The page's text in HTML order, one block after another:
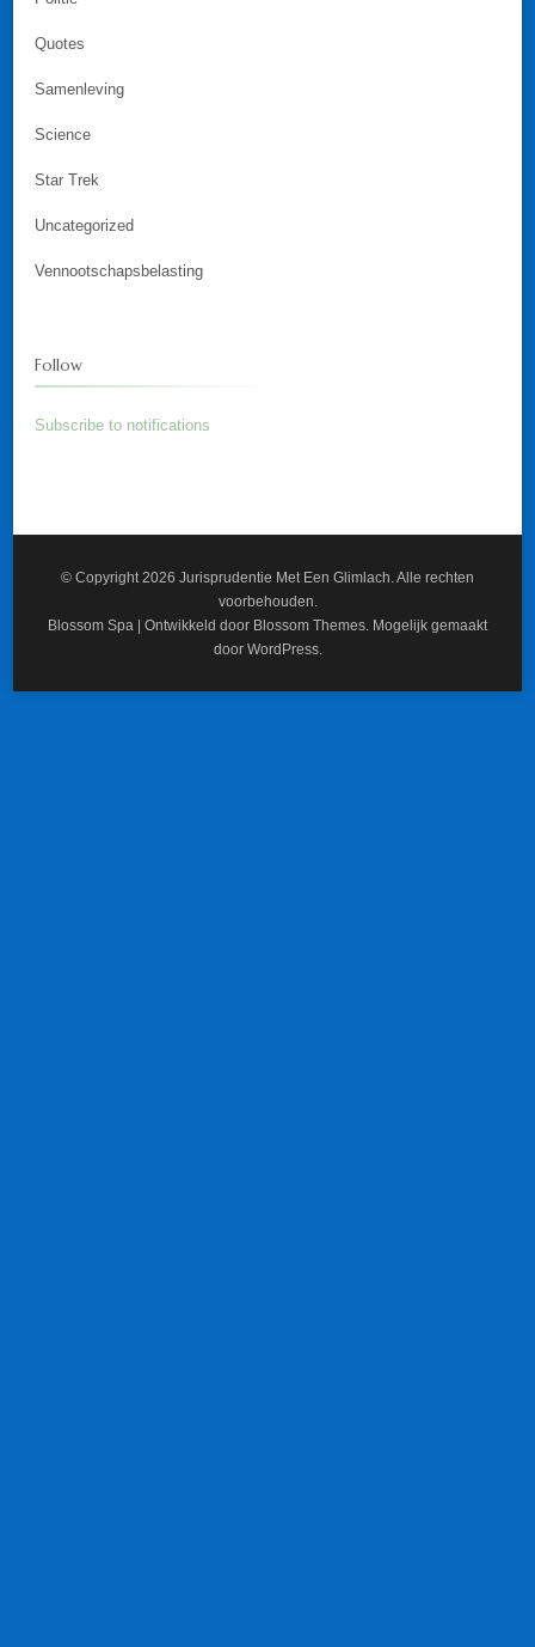
Quotes
Samenleving
Science
Star Trek
Uncategorized
Vennootschapsbelasting
Follow
Subscribe to notifications
© Copyright 2026 Jurisprudentie Met Een Glimlach . Alle rechten
voorbehouden.
Blossom Spa | Ontwikkeld door Blossom Themes . Mogelijk gemaakt
door WordPress.